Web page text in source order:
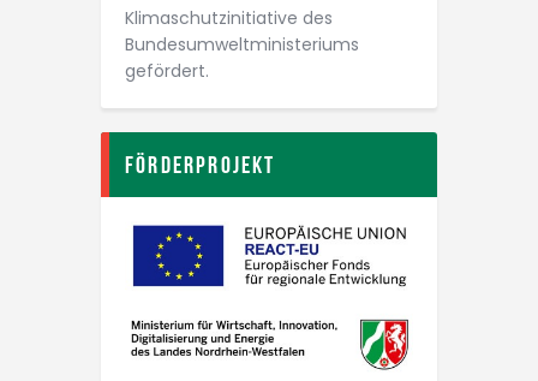
Klimaschutz­initiative des
Bundesumwelt­ministeriums
gefördert.
Förderprojekt